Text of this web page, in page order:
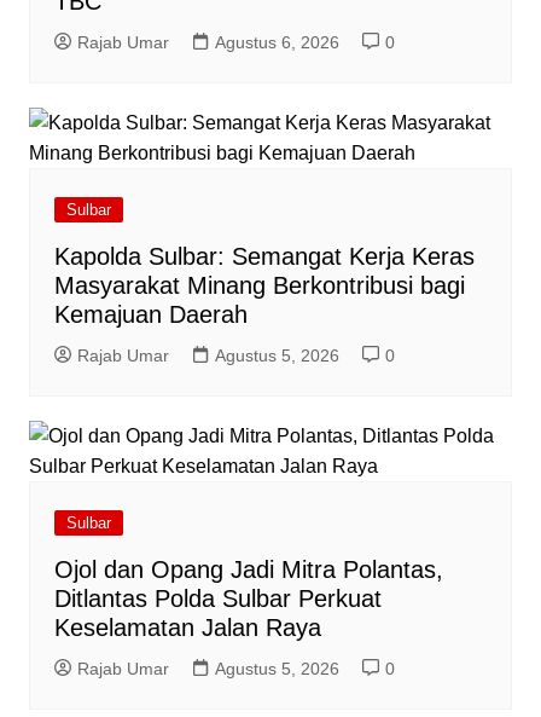
Rajab Umar Agustus 6, 2026 0
Sulbar
Kapolda Sulbar: Semangat Kerja Keras
Masyarakat Minang Berkontribusi bagi
Kemajuan Daerah
Rajab Umar Agustus 5, 2026 0
Sulbar
Ojol dan Opang Jadi Mitra Polantas,
Ditlantas Polda Sulbar Perkuat
Keselamatan Jalan Raya
Rajab Umar Agustus 5, 2026 0